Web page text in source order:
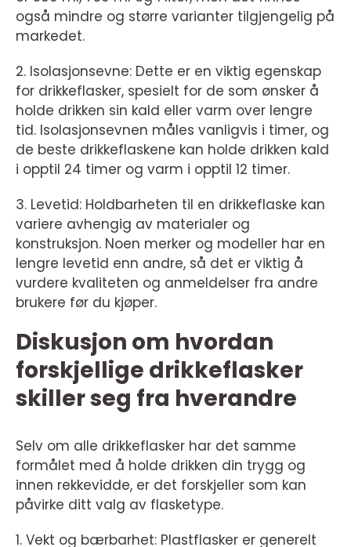
også mindre og større varianter tilgjengelig på
markedet.
2. Isolasjonsevne: Dette er en viktig egenskap
for drikkeflasker, spesielt for de som ønsker å
holde drikken sin kald eller varm over lengre
tid. Isolasjonsevnen måles vanligvis i timer, og
de beste drikkeflaskene kan holde drikken kald
i opptil 24 timer og varm i opptil 12 timer.
3. Levetid: Holdbarheten til en drikkeflaske kan
variere avhengig av materialer og
konstruksjon. Noen merker og modeller har en
lengre levetid enn andre, så det er viktig å
vurdere kvaliteten og anmeldelser fra andre
brukere før du kjøper.
Diskusjon om hvordan
forskjellige drikkeflasker
skiller seg fra hverandre
Selv om alle drikkeflasker har det samme
formålet med å holde drikken din trygg og
innen rekkevidde, er det forskjeller som kan
påvirke ditt valg av flasketype.
1. Vekt og bærbarhet: Plastflasker er generelt